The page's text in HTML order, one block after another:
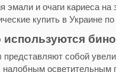
эмали и очаги кариеса
купить в Украине
используются
представляют собой
налобным осветительным